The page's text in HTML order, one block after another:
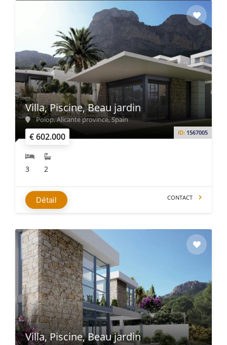
€ 602.000 ID: 1567005
Villa, Piscine, Beau jardin
Polop, Alicante province, Spain
3 2
Détail CONTACT
Villa, Piscine, Beau jardin